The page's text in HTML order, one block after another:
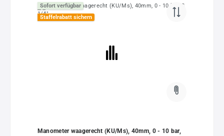
Sofort verfügbar
Staffelrabatt sichern
Manometer waagerecht (KU/Ms), 40mm, 0 - 10 bar,